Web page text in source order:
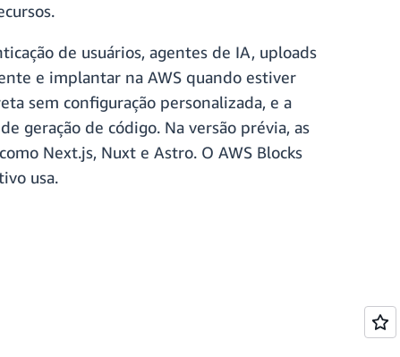
de usuários, agentes de IA, uploads
e implantar na AWS quando estiver
sem configuração personalizada, e a
geração de código. Na versão prévia, as
Next.js, Nuxt e Astro. O AWS Blocks
usa.